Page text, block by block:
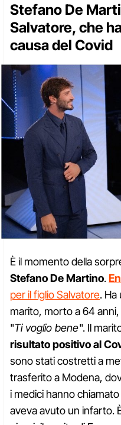
Stefano De
Salvatore, che
causa del Covid
È il momento della
Stefano De Martino.
per il figlio Salvatore.
marito, morto a 64
"Ti voglio bene". Il
risultato positivo al
sono stati costretti a
trasferito a Modena,
i medici hanno
aveva avuto un infarto.